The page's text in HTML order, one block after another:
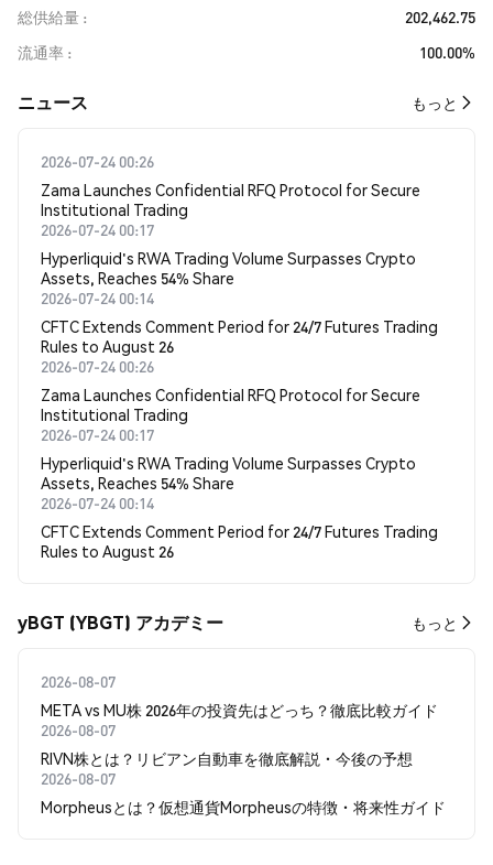
総供給量
202,462.75
流通率
100.00%
​​ニュース​​ もっと
2026-07-24 00:26
Zama Launches Confidential RFQ Protocol for Secure
Institutional Trading
2026-07-24 00:17
Hyperliquid's RWA Trading Volume Surpasses Crypto
Assets, Reaches 54% Share
2026-07-24 00:14
CFTC Extends Comment Period for 24/7 Futures Trading
Rules to August 26
2026-07-24 00:26
Zama Launches Confidential RFQ Protocol for Secure
Institutional Trading
2026-07-24 00:17
Hyperliquid's RWA Trading Volume Surpasses Crypto
Assets, Reaches 54% Share
2026-07-24 00:14
CFTC Extends Comment Period for 24/7 Futures Trading
Rules to August 26
yBGT (YBGT) アカデミー もっと
2026-08-07
META vs MU株 2026年の投資先はどっち？徹底比較ガイド
2026-08-07
RIVN株とは？リビアン自動車を徹底解説・今後の予想
2026-08-07
Morpheusとは？仮想通貨Morpheusの特徴・将来性ガイド